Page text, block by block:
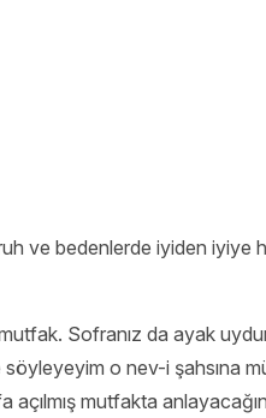
ve bedenlerde iyiden iyiye
Sofranız da ayak
o nev-i şahsına
mutfakta